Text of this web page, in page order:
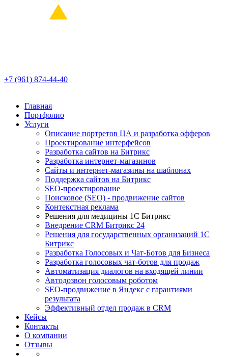
+7 (961) 874-44-40
Главная
Портфолио
Услуги
Описание портретов ЦА и разработка офферов
Проектирование интерфейсов
Разработка сайтов на Битрикс
Разработка интернет-магазинов
Сайты и интернет-магазины на шаблонах
Поддержка сайтов на Битрикс
SEO-проектирование
Поисковое (SEO) - продвижение сайтов
Контекстная реклама
Решения для медицины 1С Битрикс
Внедрение CRM Битрикс 24
Решения для государственных организаций 1С
Битрикс
Разработка Голосовых и Чат-Ботов для Бизнеса
Разработка голосовых чат-ботов для продаж
Автоматизация диалогов на входящей линии
Автодозвон голосовым роботом
SEO-продвижение в Яндекс с гарантиями
результата
Эффективный отдел продаж в CRM
Кейсы
Контакты
О компании
Отзывы